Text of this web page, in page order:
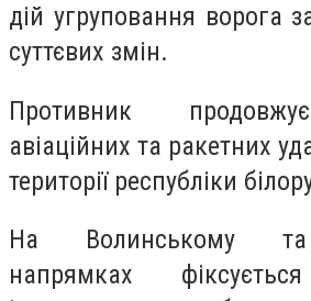
дій угруповання ворога
суттєвих змін.
Противник
авіаційних та ракетних
території республіки
На Волинському та
напрямках